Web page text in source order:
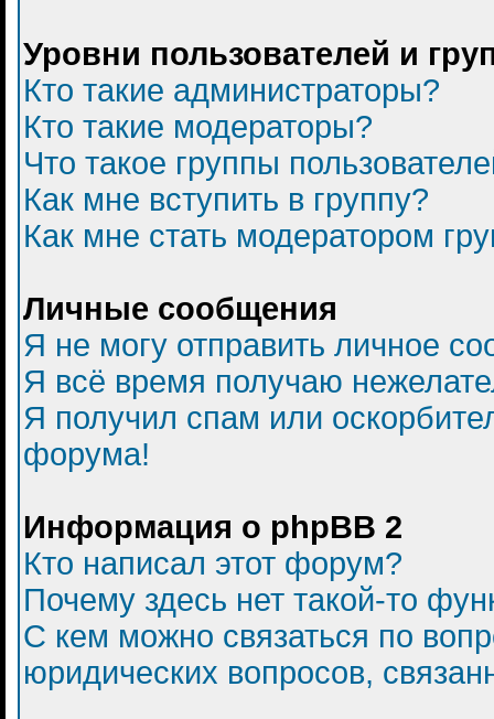
Уровни пользователей и
Кто такие администраторы?
Кто такие модераторы?
Что такое группы
Как мне вступить в группу?
Как мне стать модератором
Личные сообщения
Я не могу отправить личное
Я всё время получаю
Я получил спам или
форума!
Информация о phpBB 2
Кто написал этот форум?
Почему здесь нет такой-то
С кем можно связаться по
юридических вопросов,